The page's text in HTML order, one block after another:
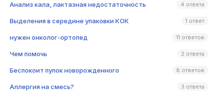
Анализ кала, лактазная недостаточность 4 ответа
Выделения в середине упаковки КОК 1 ответ
нужен онколог-ортопед 11 ответов
Чем помочь 2 ответа
Беспокоит пупок новорожденного 8 ответов
Аллергия на смесь? 3 ответа